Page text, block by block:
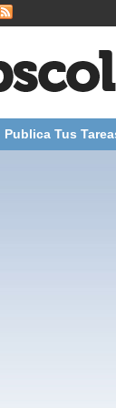
Publica Tus